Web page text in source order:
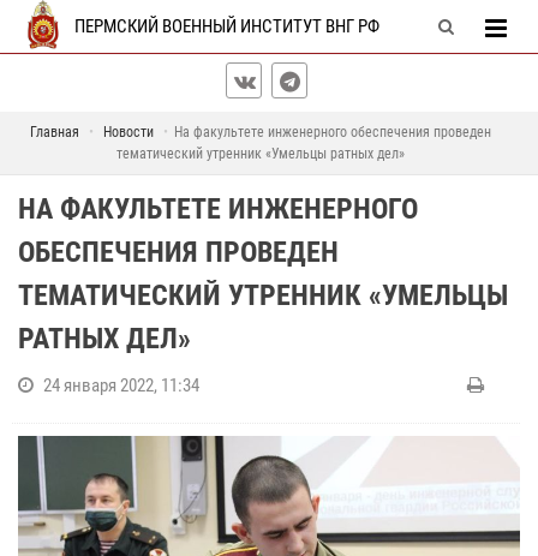
ПЕРМСКИЙ ВОЕННЫЙ ИНСТИТУТ ВНГ РФ
Главная Новости
На факультете инженерного обеспечения проведен
тематический утренник «Умельцы ратных дел»
НА ФАКУЛЬТЕТЕ ИНЖЕНЕРНОГО
ОБЕСПЕЧЕНИЯ ПРОВЕДЕН
ТЕМАТИЧЕСКИЙ УТРЕННИК «УМЕЛЬЦЫ
РАТНЫХ ДЕЛ»
24 января 2022, 11:34